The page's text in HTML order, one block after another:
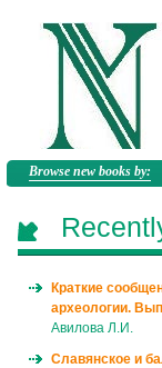
Browse new books by:
Краткие
археологии.
Авилова Л.И.
Славянское и